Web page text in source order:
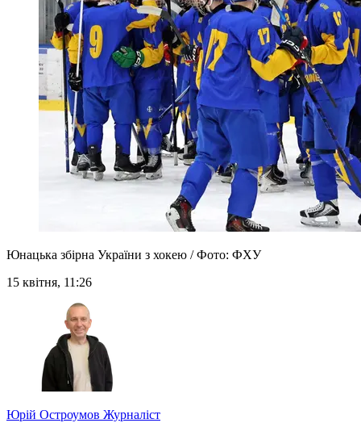
Юнацька збірна України з хокею / Фото: ФХУ
15 квітня, 11:26
Юрій Остроумов Журналіст